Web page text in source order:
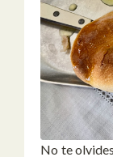
No te